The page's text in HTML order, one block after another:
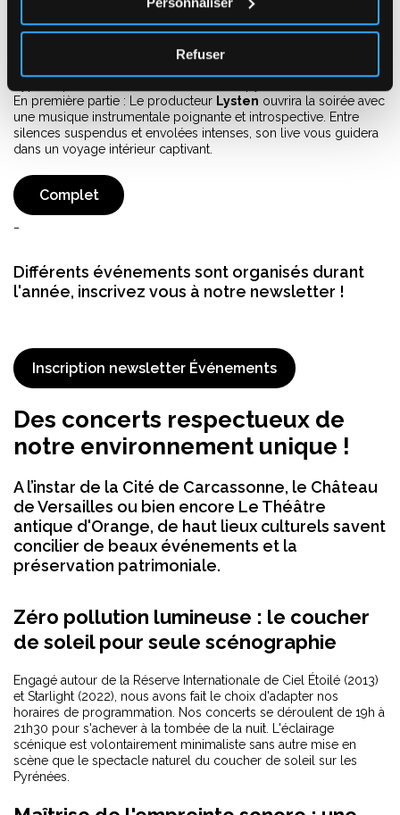
Refuser
Le prodige de la musique électronique Thylacine s'installe au
Pic du Midi (2 877 m) pour un concert aérien au cœur des
constellations. Connu pour ses compositions planantes et son
En première partie : Le producteur Lysten ouvrira la soirée avec
une musique instrumentale poignante et introspective. Entre
silences suspendus et envolées intenses, son live vous guidera
dans un voyage intérieur captivant.
Complet
Différents événements sont organisés durant
l'année, inscrivez vous à notre newsletter !
Inscription newsletter Événements
Des concerts respectueux de
notre environnement unique !
A l’instar de la Cité de Carcassonne, le Château
de Versailles ou bien encore Le Théâtre
antique d'Orange, de haut lieux culturels savent
concilier de beaux événements et la
préservation patrimoniale.
Zéro pollution lumineuse : le coucher
de soleil pour seule scénographie
Engagé autour de la Réserve Internationale de Ciel Étoilé (2013)
et Starlight (2022), nous avons fait le choix d'adapter nos
horaires de programmation. Nos concerts se déroulent de 19h à
21h30 pour s'achever à la tombée de la nuit. L'éclairage
scénique est volontairement minimaliste sans autre mise en
scène que le spectacle naturel du coucher de soleil sur les
Pyrénées.